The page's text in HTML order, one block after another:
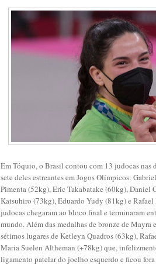
Em Tóquio, o Brasil contou com 13 judocas nas
sete deles estreantes em Jogos Olímpicos:
Pimenta (52kg), Eric Takabatake (60kg), Daniel
Katsuhiro (73kg), Eduardo Yudy (81kg) e
judocas chegaram ao bloco final e terminaram
mundo. Além das medalhas de bronze de Mayra
sétimos lugares de Ketleyn Quadros (63kg),
Maria Suelen Altheman (+78kg) que,
ligamento patelar do joelho esquerdo e ficou fora